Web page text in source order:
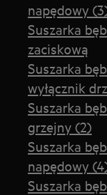
napędowy
Suszarka
zaciskową
Suszarka
wyłącznik
Suszarka
grzejny (2)
Suszarka
napędowy
Suszarka